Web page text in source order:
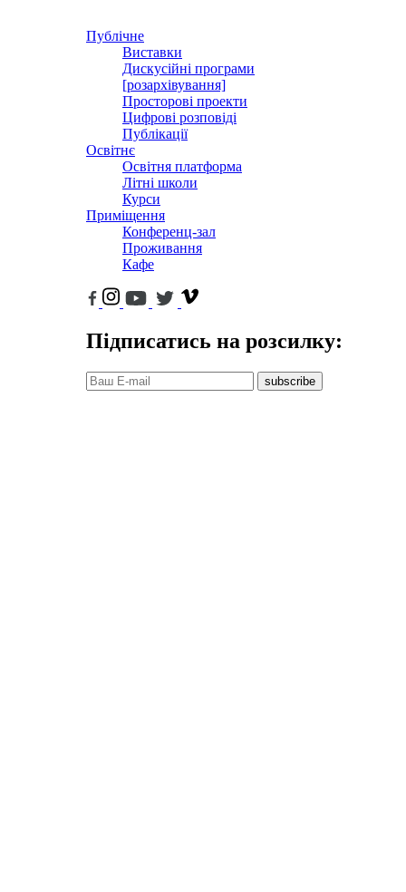
Публічне
Виставки
Дискусійні програми
[розархівування]
Просторові проекти
Цифрові розповіді
Публікації
Освітнє
Освітня платформа
Літні школи
Курси
Приміщення
Конференц-зал
Проживання
Кафе
Підписатись на розсилку:
subscribe